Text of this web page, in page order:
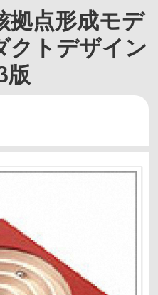
拠点形成モデ
トデザイン
版